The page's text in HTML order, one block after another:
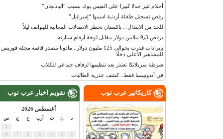
أحلام تثير جدلا كبيرا على الفيس بوك بسبب “الباذنجان”
رفض تسجيل طفلة أردنية اسمها “إسرائيل”
للحد من الابتذال .. باكستان تحظر الاتصالات المجانية للهواتف ليلاً
يرفض 9٫3 ملايين دولار مقابل لوحة أرقام سيارته
بإيرادات قدرت بحوالي 125 مليون دولار.. مادونا تتصدر قائمة مجلة فوربس
للمشاهير الأعلى دخلًا
شرطة سريلانكا تعتذر بعد تنظيمها لزفاف جماعي للكلاب
في أندونيسيا فقط.. كشف عذرية الطالبات
تقويم اخبار عرب توب
أغسطس 2026
أرب س
كاريكاتير عرب توب